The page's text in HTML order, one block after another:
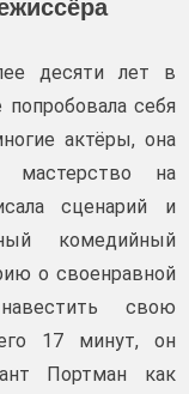
десяти лет в
себя
актёры, она
мастерство на
сценарий и
комедийный
о своенравной
свою
17 минут, он
Портман как